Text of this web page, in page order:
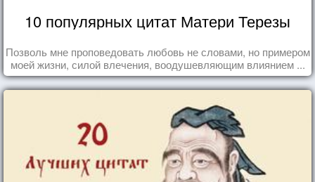
10 популярных цитат Матери Терезы
Позволь мне проповедовать любовь не словами, но примером
моей жизни, силой влечения, воодушевляющим влиянием ...